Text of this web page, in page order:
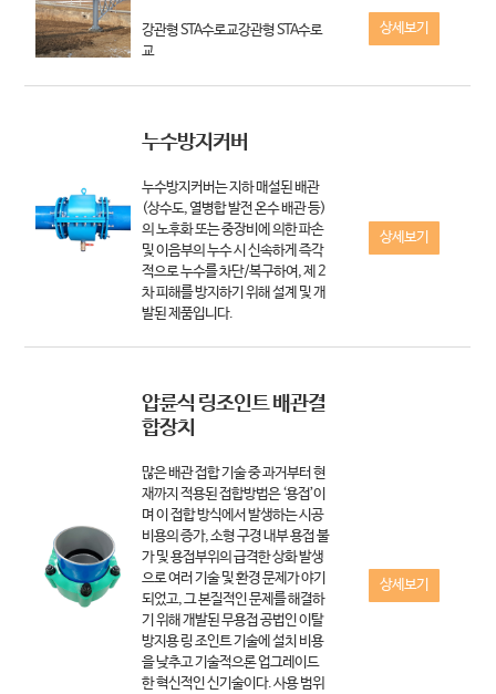
강관형 STA수로교강관형 STA수로
교
상세보기
누수방지커버
누수방지커버는 지하 매설된 배관
(상수도, 열병합 발전 온수 배관 등)
의 노후화 또는 중장비에 의한 파손
및 이음부의 누수 시 신속하게 즉각
적으로 누수를 차단/복구하여, 제 2
차 피해를 방지하기 위해 설계 및 개
발된 제품입니다.
상세보기
압륜식 링조인트 배관결
합장치
많은 배관 접합 기술 중 과거부터 현
재까지 적용된 접합방법은 ‘용접’이
며 이 접합 방식에서 발생하는 시공
비용의 증가, 소형 구경 내부 용접 불
가 및 용접부위의 급격한 상화 발생
으로 여러 기술 및 환경 문제가 야기
되었고, 그 본질적인 문제를 해결하
기 위해 개발된 무용접 공법인 이탈
방지용 링 조인트 기술에 설치 비용
을 낮추고 기술적으론 업그레이드
한 혁신적인 신기술이다. 사용 범위
상세보기